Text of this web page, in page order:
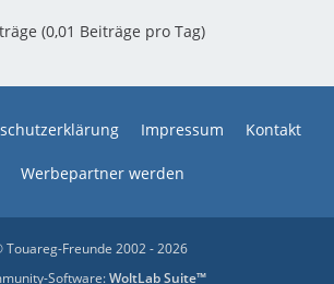
(0,01 Beiträge pro Tag)
Impressum Kontakt
Werbepartner werden
Touareg-Freunde 2002 - 2026
Software:WoltLab Suite™